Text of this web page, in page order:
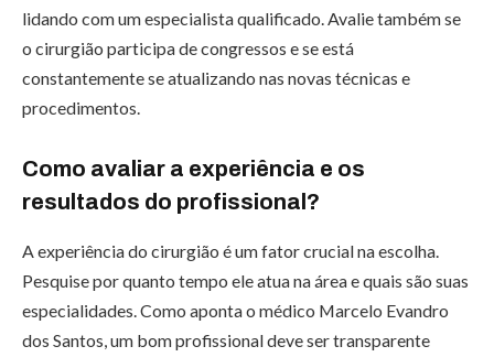
lidando com um especialista qualificado. Avalie também se
o cirurgião participa de congressos e se está
constantemente se atualizando nas novas técnicas e
procedimentos.
Como avaliar a experiência e os
resultados do profissional?
A experiência do cirurgião é um fator crucial na escolha.
Pesquise por quanto tempo ele atua na área e quais são suas
especialidades. Como aponta o médico Marcelo Evandro
dos Santos, um bom profissional deve ser transparente